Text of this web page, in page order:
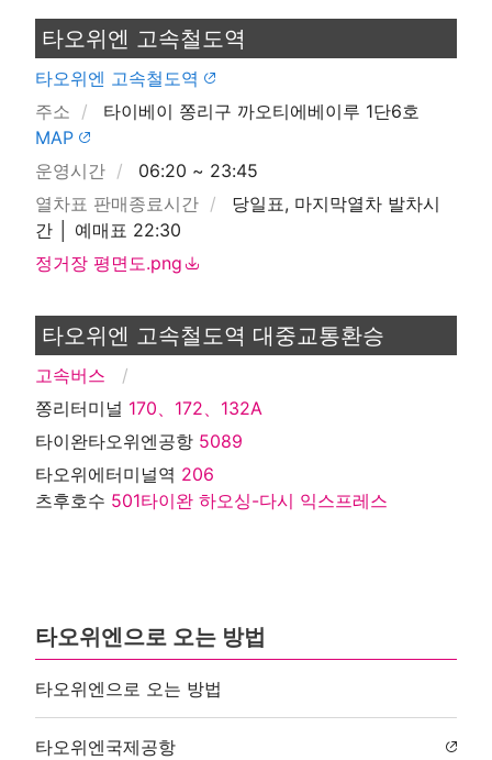
타오위엔 고속철도역
타오위엔 고속철도역
주소
타이베이 쫑리구 까오티에베이루 1단6호
MAP
운영시간
06:20 ~ 23:45
열차표 판매종료시간
당일표, 마지막열차 발차시
간 │ 예매표 22:30
정거장 평면도.png
타오위엔 고속철도역 대중교통환승
고속버스
쫑리터미널 170、172、132A
타이완타오위엔공항 5089
타오위에터미널역 206
츠후호수 501타이완 하오싱-다시 익스프레스
타오위엔으로 오는 방법
타오위엔으로 오는 방법
타오위엔국제공항